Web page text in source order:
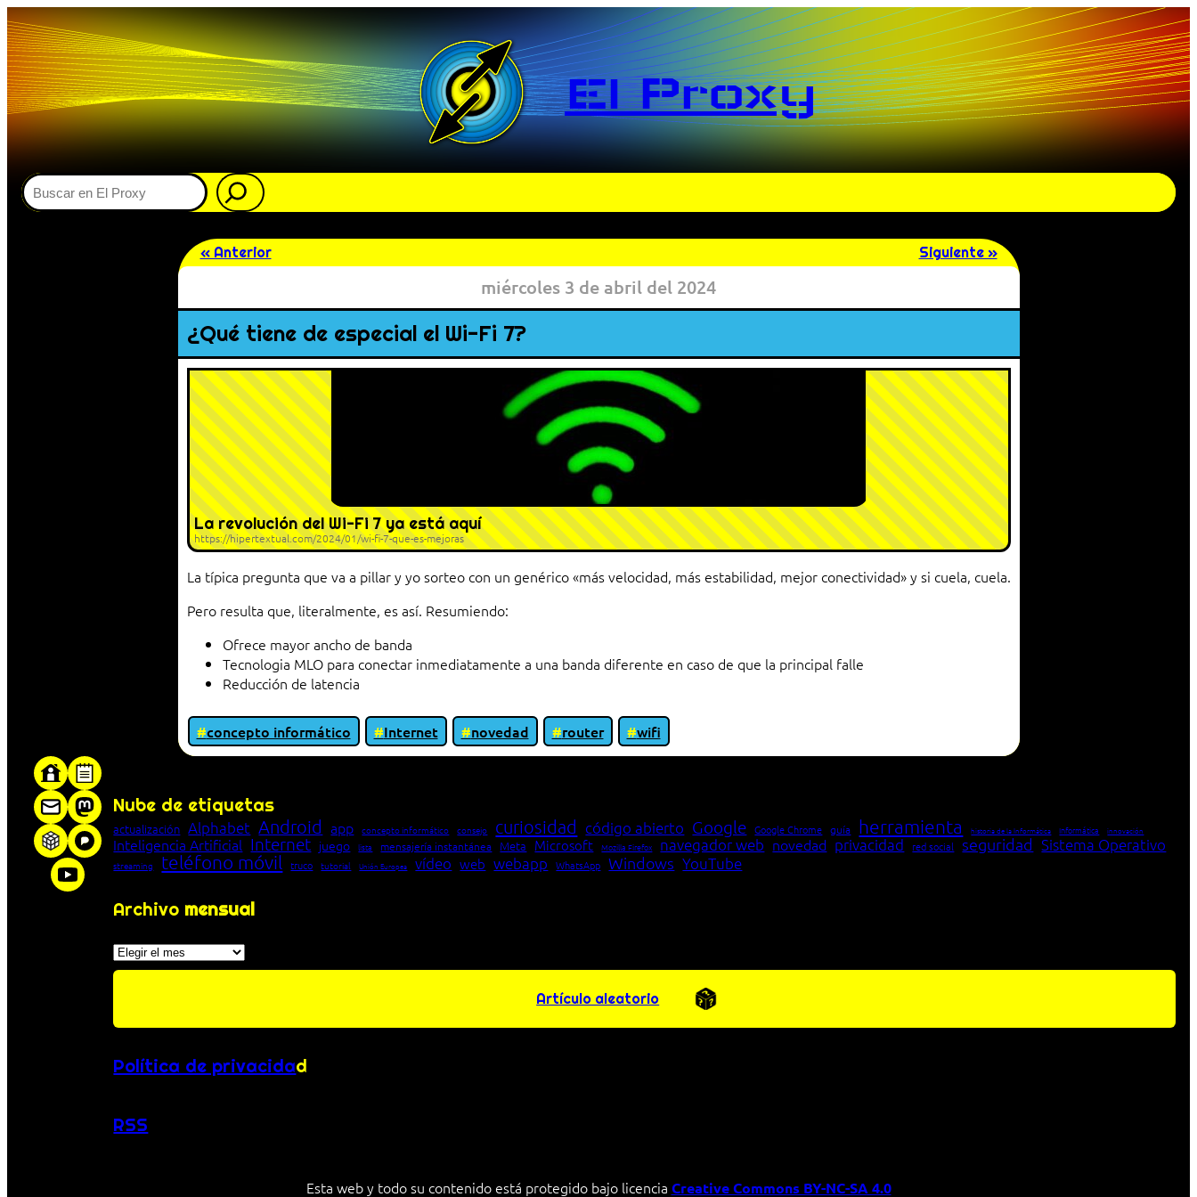
El Proxy
Buscar
« Anterior Siguiente »
miércoles 3 de abril del 2024
¿Qué tiene de especial el Wi-Fi 7?
La revolución del Wi-Fi 7 ya está aquí
https://hipertextual.com/2024/01/wi-fi-7-que-es-mejoras
La típica pregunta que va a pillar y yo sorteo con un genérico «más velocidad, más estabilidad, mejor conectividad» y si cuela, cuela.
Pero resulta que, literalmente, es así. Resumiendo:
Ofrece mayor ancho de banda
Tecnologia MLO para conectar inmediatamente a una banda diferente en caso de que la principal falle
Reducción de latencia
concepto informático Internet novedad router
wifi
Nube de etiquetas
actualización Alphabet Android app concepto informático consejo curiosidad código abierto Google Google Chrome guía herramienta historia de la Informática Informática innovación
Inteligencia Artificial Internet juego lista mensajería instantánea Meta Microsoft Mozilla Firefox navegador web novedad privacidad red social seguridad Sistema Operativo
streaming teléfono móvil truco tutorial Unión Europea vídeo web webapp WhatsApp Windows YouTube
Archivo mensual
Archivos
Artículo aleatorio
Política de privacidad
RSS
Esta web y todo su contenido está protegido bajo licencia Creative Commons BY-NC-SA 4.0